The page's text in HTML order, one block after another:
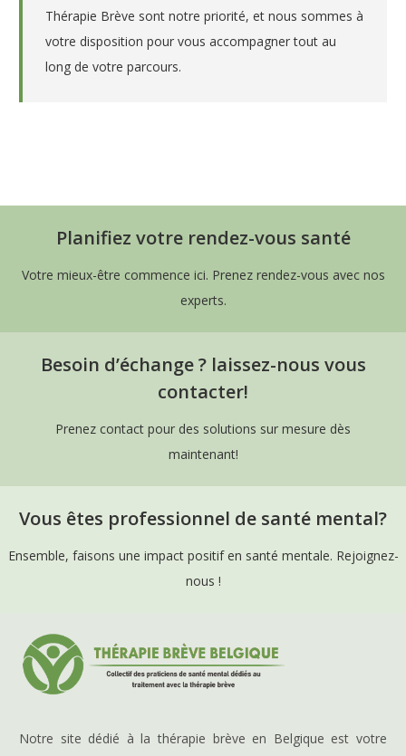
Thérapie Brève sont notre priorité, et nous sommes à
votre disposition pour vous accompagner tout au
long de votre parcours.
Thérapie brève Belgique
Thérapie brève en Belgique,Psychologue Belgique,
Planifiez votre rendez-vous santé
Votre mieux-être commence ici. Prenez rendez-vous avec nos
experts.
Besoin d’échange ? laissez-nous vous
contacter!
Prenez contact pour des solutions sur mesure dès
maintenant!
Vous êtes professionnel de santé mental?
Ensemble, faisons une impact positif en santé mentale. Rejoignez-
nous !
Notre site dédié à la thérapie brève en Belgique est votre